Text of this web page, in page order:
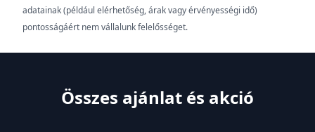
adatainak (például elérhetőség, árak vagy érvényességi idő)
pontosságáért nem vállalunk felelősséget.
Összes ajánlat és akció